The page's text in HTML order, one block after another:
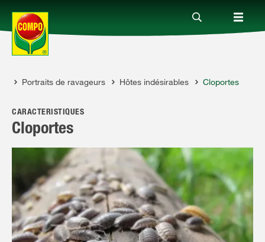
Produits
Conseil
Service
Qui sommes-nous?
Portraits de ravageurs Hôtes indésirables Cloportes
CARACTÉRISTIQUES
Cloportes